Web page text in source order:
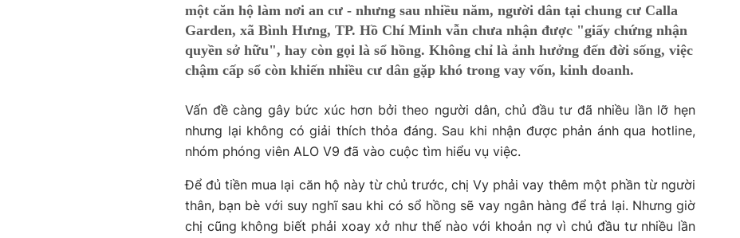
một căn hộ làm nơi an cư - nhưng sau nhiều năm, người dân tại chung cư Calla
Garden, xã Bình Hưng, TP. Hồ Chí Minh vẫn chưa nhận được "giấy chứng nhận
quyền sở hữu", hay còn gọi là sổ hồng. Không chỉ là ảnh hưởng đến đời sống, việc
chậm cấp sổ còn khiến nhiều cư dân gặp khó trong vay vốn, kinh doanh.
Vấn đề càng gây bức xúc hơn bởi theo người dân, chủ đầu tư đã nhiều lần lỡ hẹn
nhưng lại không có giải thích thỏa đáng. Sau khi nhận được phản ánh qua hotline,
nhóm phóng viên ALO V9 đã vào cuộc tìm hiểu vụ việc.
Để đủ tiền mua lại căn hộ này từ chủ trước, chị Vy phải vay thêm một phần từ người
thân, bạn bè với suy nghĩ sau khi có sổ hồng sẽ vay ngân hàng để trả lại. Nhưng giờ
chị cũng không biết phải xoay xở như thế nào với khoản nợ vì chủ đầu tư nhiều lần